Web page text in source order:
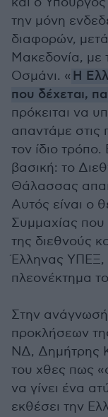
την μόνη
διαφορών,
Μακεδονία, με
Οσμάνι. « Η
που δέχεται,
πρόκειται να
απαντάμε στις
τον ίδιο
βασική: το
Θάλασσας
Αυτός είναι ο
Συμμαχίας
της διεθνούς
Έλληνας ΥΠΕΞ,
πλεονέκτημα
Στην ανάγνωσή
προκλήσεων
ΝΔ, Δημήτρης
του χθες πως
να γίνει ένα
εκθέσει την